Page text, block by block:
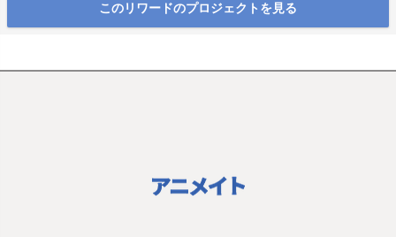
このリワードのプロジェクトを見る